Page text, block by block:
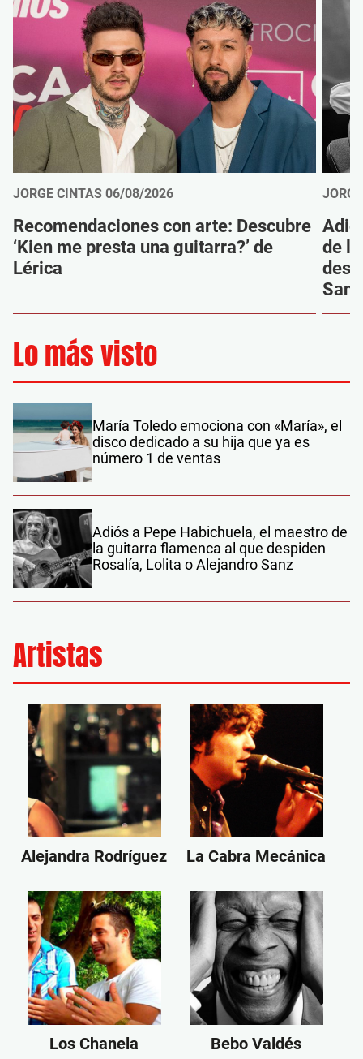
JORGE CINTAS 06/08/2026
Recomendaciones con arte: Descubre
‘Kien me presta una guitarra?’ de
Lérica
de
Sanz
Lo más visto
María Toledo emociona con «María», el
disco dedicado a su hija que ya es
número 1 de ventas
Adiós a Pepe Habichuela, el maestro de
la guitarra flamenca al que despiden
Rosalía, Lolita o Alejandro Sanz
Artistas
Alejandra Rodríguez La Cabra Mecánica
Los Chanela Bebo Valdés